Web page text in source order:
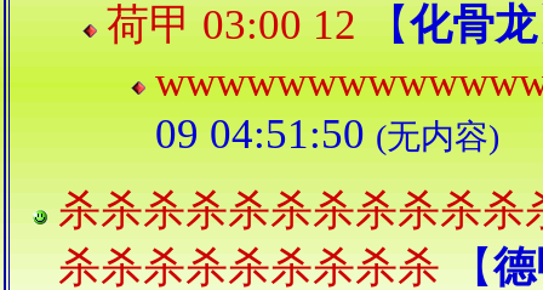
荷甲 03:00 12 【化骨龙
09 04:51:50 (无内容)
杀杀杀杀杀杀杀杀杀杀
杀杀杀杀杀杀杀杀杀 【